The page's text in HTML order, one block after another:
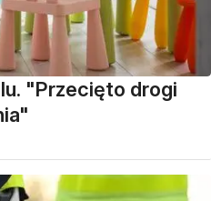
"Przecięto drogi